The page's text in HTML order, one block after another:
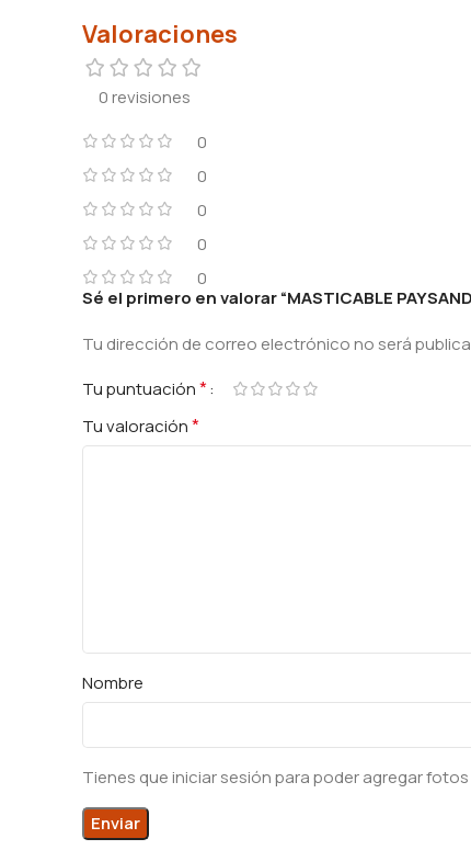
Valoraciones
0 revisiones
0
0
0
0
0
Sé el primero en valorar “MASTICABLE
Tu dirección de correo electrónico no será
Tu puntuación*
Tu valoración*
Nombre
Tienes que iniciar sesión para poder agregar